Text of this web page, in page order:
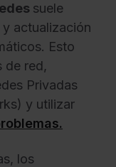
suele
actualización
Esto
de red,
Privadas
y utilizar
los